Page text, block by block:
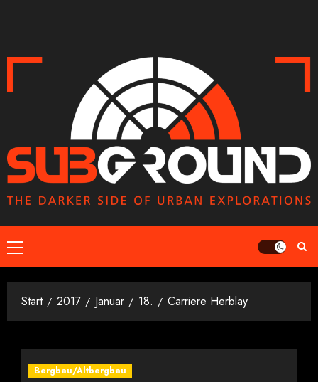
Primäres
Menü
Start 2017 Januar 18. Carriere Herblay
Bergbau/Altbergbau